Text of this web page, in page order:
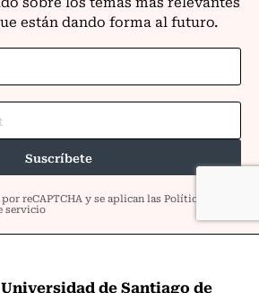
Universidad de Santiago de